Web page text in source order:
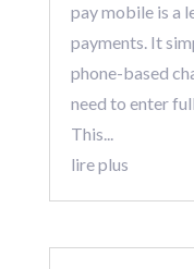
pay mobile is a
payments. It
phone-based
need to enter
This...
lire plus